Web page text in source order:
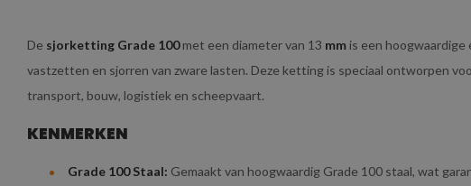
De sjorketting Grade 100met een diameter van 13 mmis een hoogwaardige
vastzetten en sjorren van zware lasten. Deze ketting is speciaal ontworpen
transport, bouw, logistiek en scheepvaart.
KENMERKEN
Grade 100 Staal: Gemaakt van hoogwaardig Grade 100 staal, wat